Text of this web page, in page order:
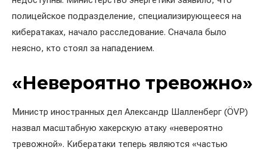
полицейское подразделение, специализирующееся на
кибератаках, начало расследование. Сначала было
неясно, кто стоял за нападением.
«Невероятно тревожно»
Министр иностранных дел Александр Шалленберг (ÖVP)
назвал масштабную хакерскую атаку «невероятно
тревожной». Кибератаки теперь являются «частью